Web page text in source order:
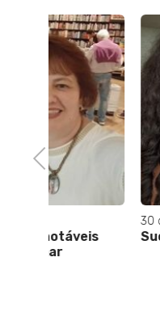
Previous
30 de Maio de 2024
Sucesso total